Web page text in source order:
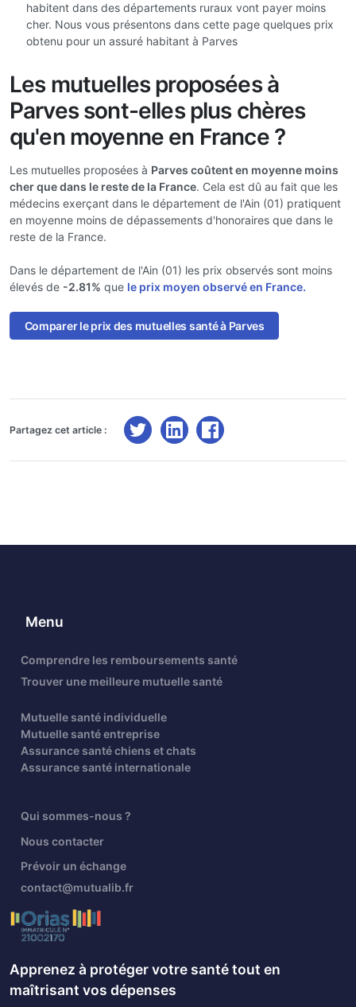
habitent dans des départements ruraux vont payer moins
cher. Nous vous présentons dans cette page quelques prix
obtenu pour un assuré habitant à Parves
Les mutuelles proposées à
Parves sont-elles plus chères
qu'en moyenne en France ?
Les mutuelles proposées à Parves coûtent en moyenne moins
cher que dans le reste de la France. Cela est dû au fait que les
médecins exerçant dans le département de l'Ain (01) pratiquent
en moyenne moins de dépassements d'honoraires que dans le
reste de la France.
Dans le département de l'Ain (01) les prix observés sont moins
élevés de -2.81% que le prix moyen observé en France.
Comparer le prix des mutuelles santé à Parves
Partagez cet article :
Menu
Comprendre les remboursements santé
Trouver une meilleure mutuelle santé
Mutuelle santé individuelle
Mutuelle santé entreprise
Assurance santé chiens et chats
Assurance santé internationale
Qui sommes-nous ?
Nous contacter
Prévoir un échange
contact@mutualib.fr
Apprenez à protéger votre santé tout en
maîtrisant vos dépenses